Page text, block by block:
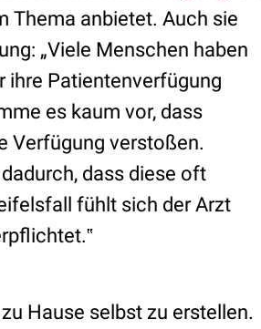
Thema anbietet. Auch sie
„Viele Menschen haben
ihre Patientenverfügung
es kaum vor, dass
Verfügung verstoßen.
dass diese oft
fühlt sich der Arzt
Hause selbst zu erstellen.